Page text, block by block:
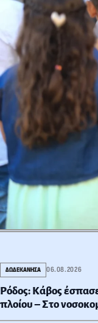
ΔΩΔΕΚΑΝΗΣΑ 06.08.2026
Ρόδος: Κάβος
πλοίου – Στο